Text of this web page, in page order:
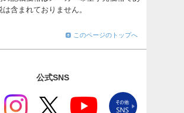
は含まれておりません。
このページのトップへ
公式SNS